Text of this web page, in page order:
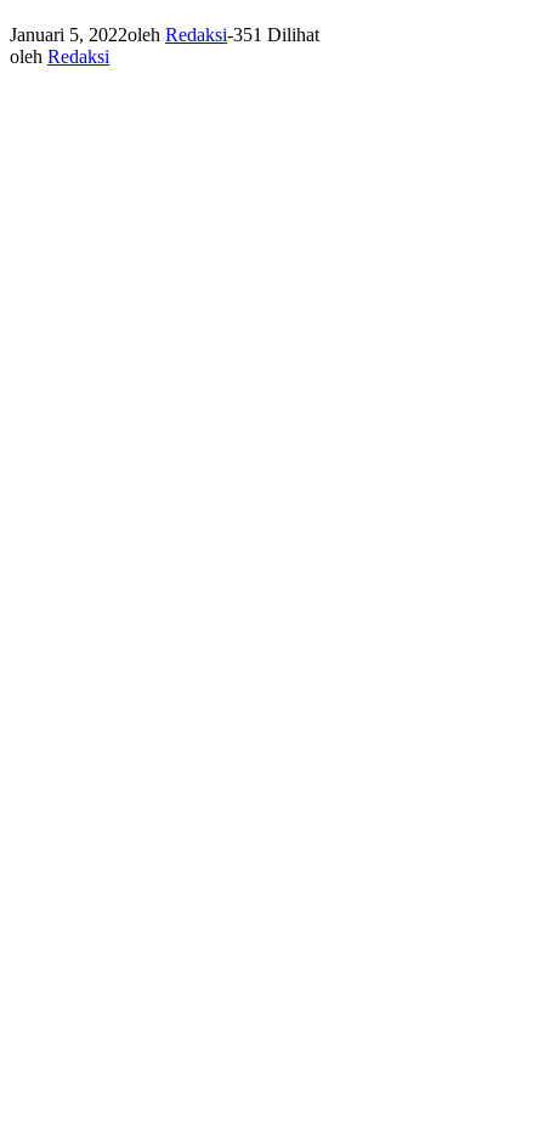
Januari 5, 2022oleh Redaksi-351 Dilihat
oleh Redaksi